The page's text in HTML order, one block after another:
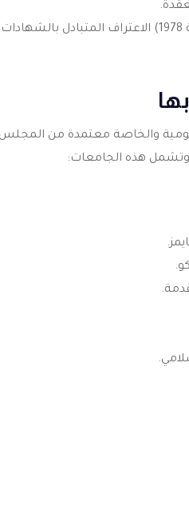
تدعم اتفاقية اليونسكو للدول العربية (محدثة
والخاصة معتمدة من المجلس
وتشمل هذه الجامعات: